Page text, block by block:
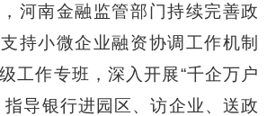
河南金融监管部门持续完善政
持小微企业融资协调工作机制
工作专班，深入开展“千企万户
指导银行进园区、访企业、送政